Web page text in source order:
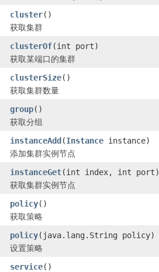
cluster()
获取集群
clusterOf(int port)
获取某端口的集群
clusterSize()
获取集群数量
group()
获取分组
instanceAdd(Instance instance)
添加集群实例节点
instanceGet(int index, int port)
获取集群实例节点
policy()
获取策略
policy(java.lang.String policy)
设置策略
service()